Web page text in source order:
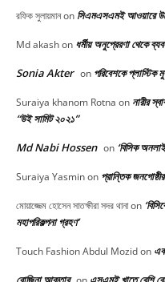
রফিক সুলায়মানon সিএমএসএমই আওয়ারে
Md akashon ধর্মীয় অনুপ্রেরণা থেকে
Sonia Akter on পরিবেশকে
Suraiya khanom Rotna on নারীর
“উই সামিট ২০২১”
Md Nabi Hossen on ‘বিসিক
Suraiya Yasminon প্রান্তিক
মোয়াজ্জেম হোসেন সাতক্ষীরা সদর থানাon
মহাপরিকল্পনা গ্রহণ’
Touch Fashion Abdul Mozidon